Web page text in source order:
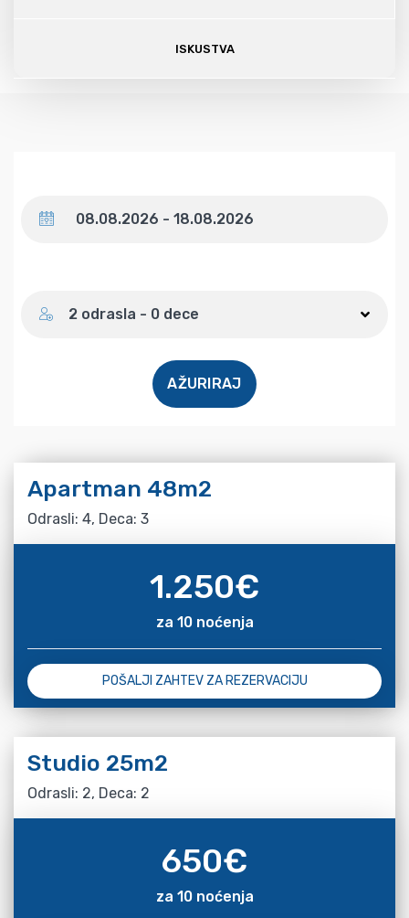
ISKUSTVA
2 odrasla - 0 dece
AŽURIRAJ
Apartman 48m2
Odrasli: 4, Deca: 3
1.250€
za 10 noćenja
POŠALJI ZAHTEV ZA REZERVACIJU
Studio 25m2
Odrasli: 2, Deca: 2
650€
za 10 noćenja